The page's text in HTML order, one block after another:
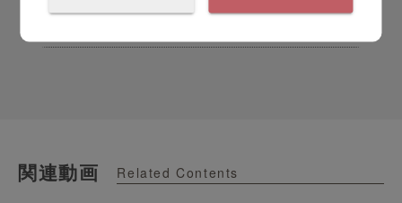
関連動画 Related Contents